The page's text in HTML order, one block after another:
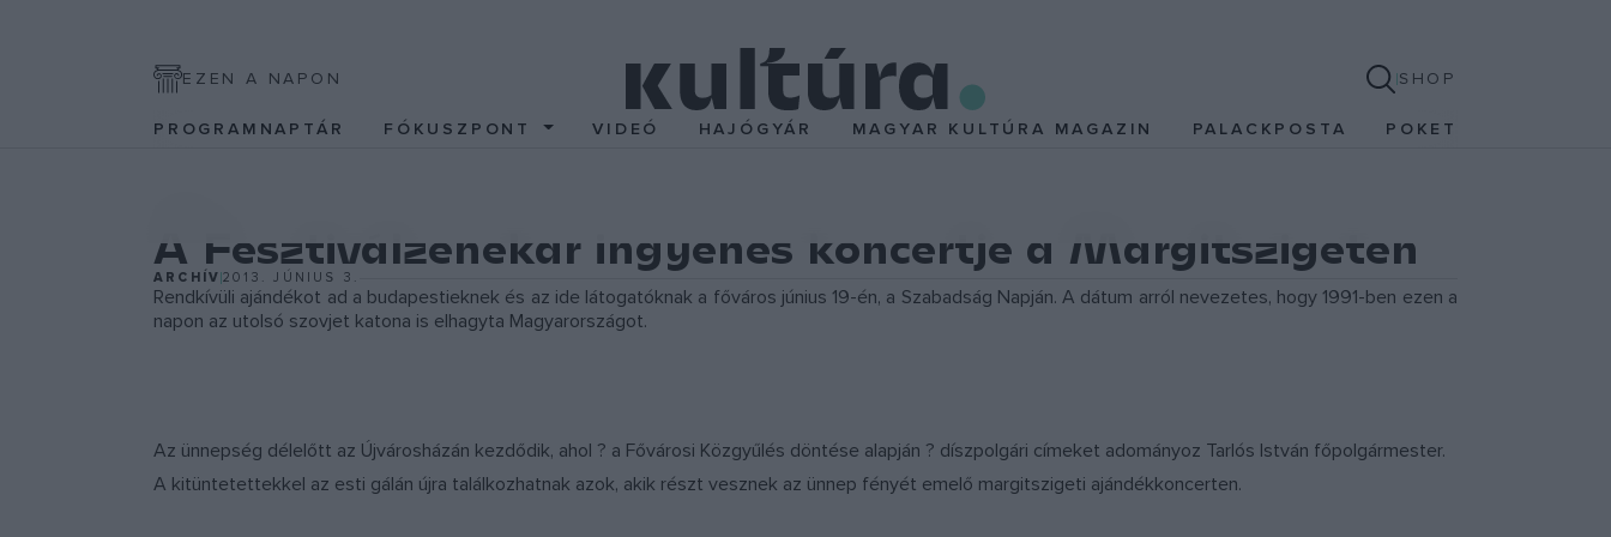
EZEN A NAPON SHOP
PROGRAMNAPTÁR FÓKUSZPONT VIDEÓ HAJÓGYÁR MAGYAR KULTÚRA MAGAZIN PALACKPOSTA POKET
A Fesztiválzenekar ingyenes koncertje a Margitszigeten
ARCHÍV2013. JÚNIUS 3.
Rendkívüli ajándékot ad a budapestieknek és az ide látogatóknak a főváros június 19-én, a Szabadság Napján. A dátum arról nevezetes, hogy 1991-ben ezen a
napon az utolsó szovjet katona is elhagyta Magyarországot.
Az ünnepség délelőtt az Újvárosházán kezdődik, ahol ? a Fővárosi Közgyűlés döntése alapján ? díszpolgári címeket adományoz Tarlós István főpolgármester.
A kitüntetettekkel az esti gálán újra találkozhatnak azok, akik részt vesznek az ünnep fényét emelő margitszigeti ajándékkoncerten.